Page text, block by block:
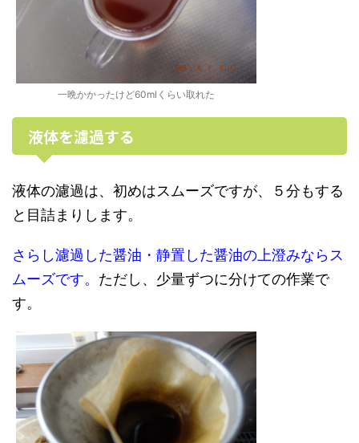
一晩かかったけど60mlくらい取れた
液体を濾過する
液体の濾過は、初めはスムーズですが、５分もする
と目詰まりします。
さらし濾過した醤油・静置した醤油の上澄みならス
ムーズです。 ただし、少量ずつに分けての作業で
す。